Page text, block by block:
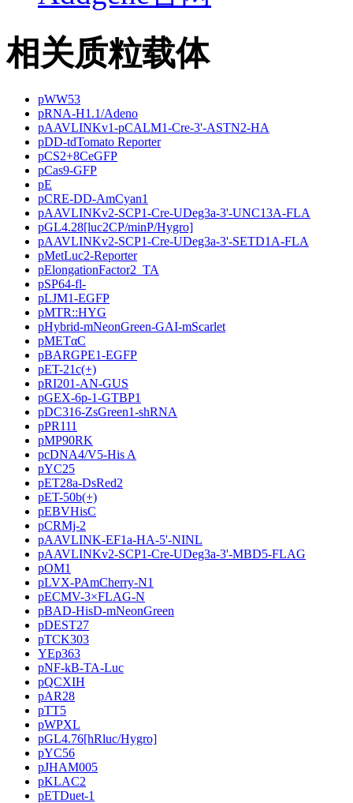
相关质粒载体
pWW53
pRNA-H1.1/Adeno
pAAVLINKv1-pCALM1-Cre-3'-ASTN2-HA
pDD-tdTomato Reporter
pCS2+8CeGFP
pCas9-GFP
pE
pCRE-DD-AmCyan1
pAAVLINKv2-SCP1-Cre-UDeg3a-3'-UNC13A-FLA
pGL4.28[luc2CP/minP/Hygro]
pAAVLINKv2-SCP1-Cre-UDeg3a-3'-SETD1A-FLA
pMetLuc2-Reporter
pElongationFactor2_TA
pSP64-fl-
pLJM1-EGFP
pMTR::HYG
pHybrid-mNeonGreen-GAI-mScarlet
pMETαC
pBARGPE1-EGFP
pET-21c(+)
pRI201-AN-GUS
pGEX-6p-1-GTBP1
pDC316-ZsGreen1-shRNA
pPR111
pMP90RK
pcDNA4/V5-His A
pYC25
pET28a-DsRed2
pET-50b(+)
pEBVHisC
pCRMj-2
pAAVLINK-EF1a-HA-5'-NINL
pAAVLINKv2-SCP1-Cre-UDeg3a-3'-MBD5-FLAG
pOM1
pLVX-PAmCherry-N1
pECMV-3×FLAG-N
pBAD-HisD-mNeonGreen
pDEST27
pTCK303
YEp363
pNF-kB-TA-Luc
pQCXIH
pAR28
pTT5
pWPXL
pGL4.76[hRluc/Hygro]
pYC56
pJHAM005
pKLAC2
pETDuet-1